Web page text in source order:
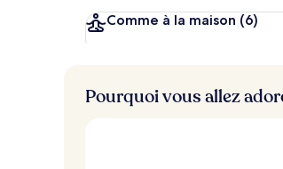
Comme à la maison (6)
Pourquoi vous allez